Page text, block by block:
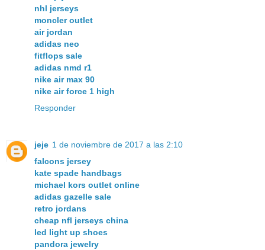
nhl jerseys
moncler outlet
air jordan
adidas neo
fitflops sale
adidas nmd r1
nike air max 90
nike air force 1 high
Responder
jeje 1 de noviembre de 2017 a las 2:10
falcons jersey
kate spade handbags
michael kors outlet online
adidas gazelle sale
retro jordans
cheap nfl jerseys china
led light up shoes
pandora jewelry